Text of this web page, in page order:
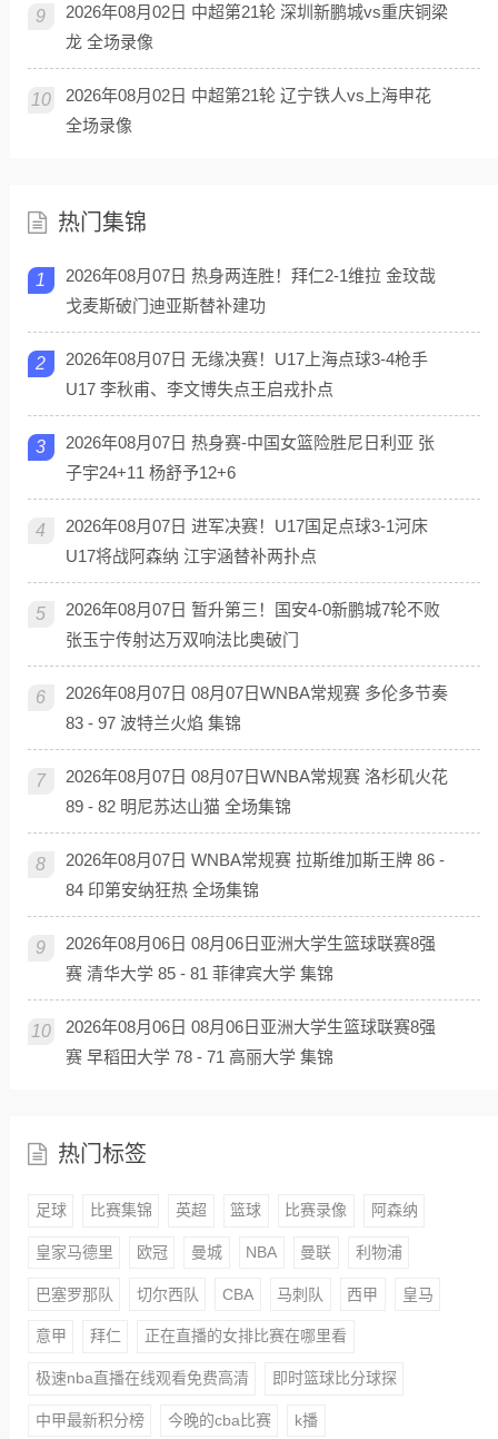
9
2026年08月02日 中超第21轮 深圳新鹏城vs重庆铜梁
龙 全场录像
10
2026年08月02日 中超第21轮 辽宁铁人vs上海申花
全场录像
热门集锦
1
2026年08月07日 热身两连胜！拜仁2-1维拉 金玟哉
戈麦斯破门迪亚斯替补建功
2
2026年08月07日 无缘决赛！U17上海点球3-4枪手
U17 李秋甫、李文博失点王启戎扑点
3
2026年08月07日 热身赛-中国女篮险胜尼日利亚 张
子宇24+11 杨舒予12+6
4
2026年08月07日 进军决赛！U17国足点球3-1河床
U17将战阿森纳 江宇涵替补两扑点
5
2026年08月07日 暂升第三！国安4-0新鹏城7轮不败
张玉宁传射达万双响法比奥破门
6
2026年08月07日 08月07日WNBA常规赛 多伦多节奏
83 - 97 波特兰火焰 集锦
7
2026年08月07日 08月07日WNBA常规赛 洛杉矶火花
89 - 82 明尼苏达山猫 全场集锦
8
2026年08月07日 WNBA常规赛 拉斯维加斯王牌 86 -
84 印第安纳狂热 全场集锦
9
2026年08月06日 08月06日亚洲大学生篮球联赛8强
赛 清华大学 85 - 81 菲律宾大学 集锦
10
2026年08月06日 08月06日亚洲大学生篮球联赛8强
赛 早稻田大学 78 - 71 高丽大学 集锦
热门标签
足球 比赛集锦 英超 篮球 比赛录像 阿森纳
皇家马德里 欧冠 曼城 NBA 曼联 利物浦
巴塞罗那队 切尔西队 CBA 马刺队 西甲 皇马
意甲 拜仁 正在直播的女排比赛在哪里看
极速nba直播在线观看免费高清 即时篮球比分球探
中甲最新积分榜 今晚的cba比赛 k播